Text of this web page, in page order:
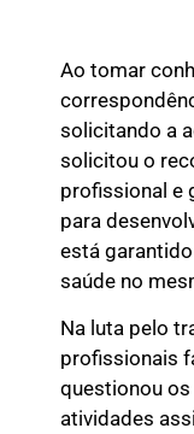
Ao tomar
solicitando a
solicitou o
profissional e
para
está
saúde no
Na luta pelo
profissionais
questionou
atividades